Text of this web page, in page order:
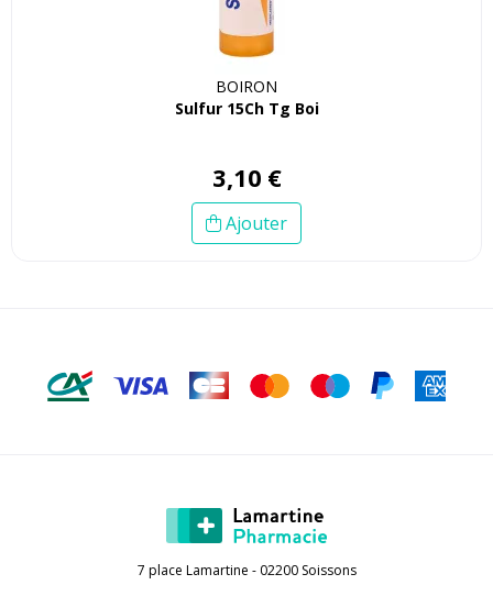
BOIRON
Sulfur 15Ch Tg Boi
3,10 €
Ajouter
7 place Lamartine - 02200 Soissons